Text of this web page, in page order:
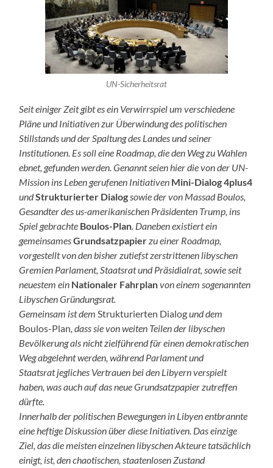
UN-Sicherheitsrat
Seit einiger Zeit gibt es ein Verwirrspiel um verschiedene
Pläne und Initiativen zur Überwindung des politischen
Stillstands und der Spaltung des Landes und seiner
Institutionen. Es soll eine Roadmap, die den Weg zu Wahlen
ebnet, gefunden werden. Genannt seien hier die von der UN-
Mission ins Leben gerufenen Initiativen Mini-Dialog 4plus4
undStrukturierter Dialogsowie der von Massad Boulos,
Gesandter des us-amerikanischen Präsidenten Trump, ins
Spiel gebrachte Boulos-Plan. Daneben existiert ein
gemeinsamesGrundsatzpapierzu einer Roadmap,
vorgestellt von den bisher zutiefst zerstrittenen libyschen
Gremien Parlament, Staatsrat und Präsidialrat, sowie seit
neuestem ein Nationaler Fahrplanvon einem sogenannten
Libyschen Gründungsrat.
Gemeinsam ist demStrukturierten Dialogund dem
Boulos-Plan, dass sie von weiten Teilen der libyschen
Bevölkerung als nicht zielführend für einen demokratischen
Weg abgelehnt werden, während Parlament und
Staatsratjegliches Vertrauen bei den Libyern verspielt
haben, was auch aufdas neue Grundsatzpapier zutreffen
dürfte.
Innerhalb der politischen Bewegungen in Libyen entbrannte
eine heftige Diskussion über diese Initiativen. Das einzige
Ziel, das die meisten einzelnen libyschen Akteure tatsächlich
einigt, ist, den chaotischen, staatenlosen Zustand